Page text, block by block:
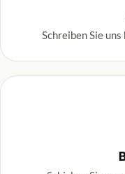
Schreiben Sie